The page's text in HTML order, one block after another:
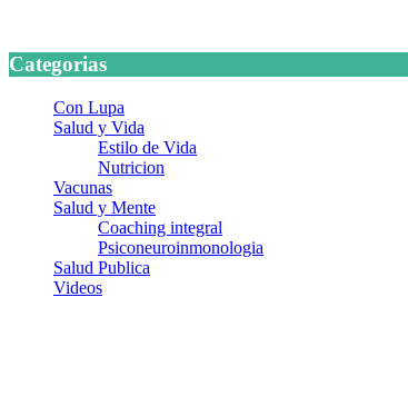
Categorias
Con Lupa
Salud y Vida
Estilo de Vida
Nutricion
Vacunas
Salud y Mente
Coaching integral
Psiconeuroinmonologia
Salud Publica
Videos